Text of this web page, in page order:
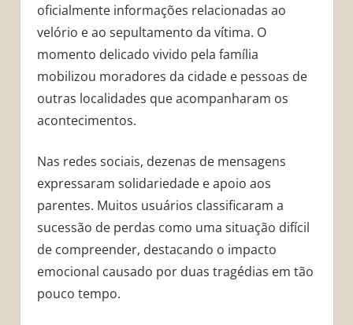
oficialmente informações relacionadas ao
velório e ao sepultamento da vítima. O
momento delicado vivido pela família
mobilizou moradores da cidade e pessoas de
outras localidades que acompanharam os
acontecimentos.
Nas redes sociais, dezenas de mensagens
expressaram solidariedade e apoio aos
parentes. Muitos usuários classificaram a
sucessão de perdas como uma situação difícil
de compreender, destacando o impacto
emocional causado por duas tragédias em tão
pouco tempo.